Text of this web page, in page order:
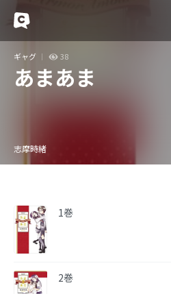
ギャグ 38
あまあま
志摩時緒
1巻
2巻